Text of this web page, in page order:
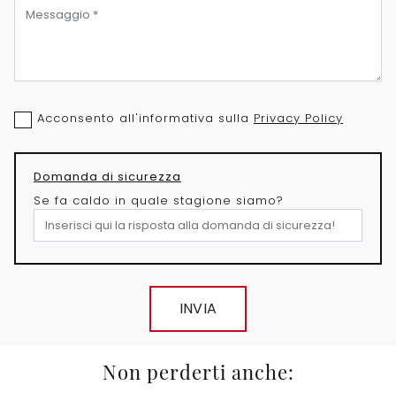
Acconsento all'informativa sulla Privacy Policy
Domanda di sicurezza
Se fa caldo in quale stagione siamo?
INVIA
Non perderti anche: